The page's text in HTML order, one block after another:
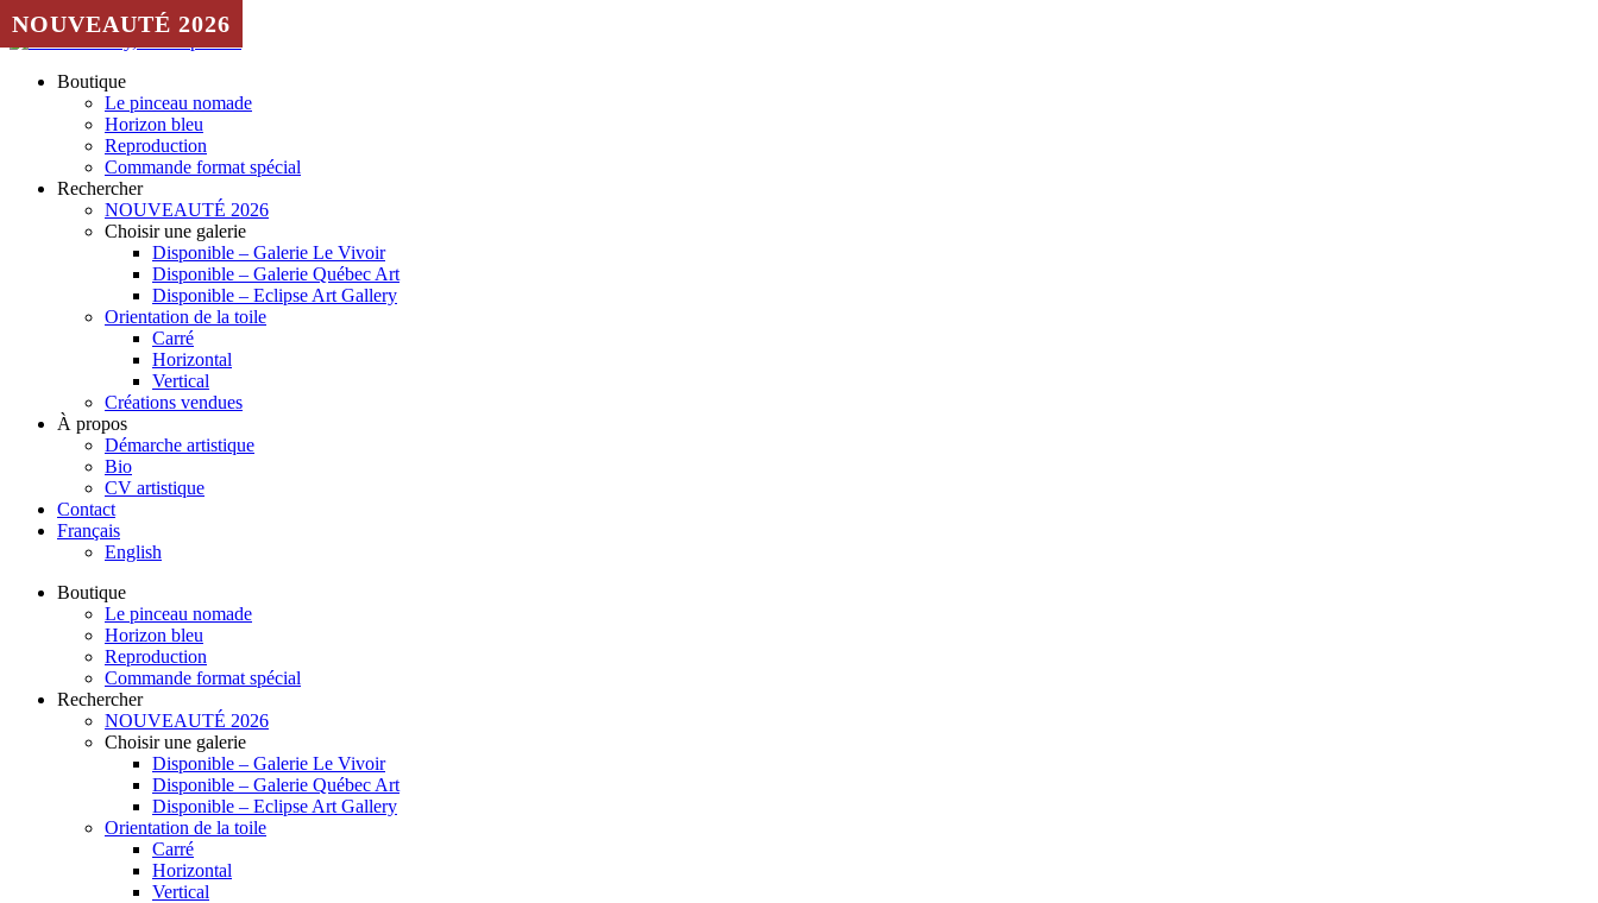
Aller au contenu
Boutique
Le pinceau nomade
Horizon bleu
Reproduction
Commande format spécial
Rechercher
NOUVEAUTÉ 2026
Choisir une galerie
Disponible – Galerie Le Vivoir
Disponible – Galerie Québec Art
Disponible – Eclipse Art Gallery
Orientation de la toile
Carré
Horizontal
Vertical
Créations vendues
À propos
Démarche artistique
Bio
CV artistique
Contact
Français
English
Boutique
Le pinceau nomade
Horizon bleu
Reproduction
Commande format spécial
Rechercher
NOUVEAUTÉ 2026
Choisir une galerie
Disponible – Galerie Le Vivoir
Disponible – Galerie Québec Art
Disponible – Eclipse Art Gallery
Orientation de la toile
Carré
Horizontal
Vertical
NOUVEAUTÉ 2026